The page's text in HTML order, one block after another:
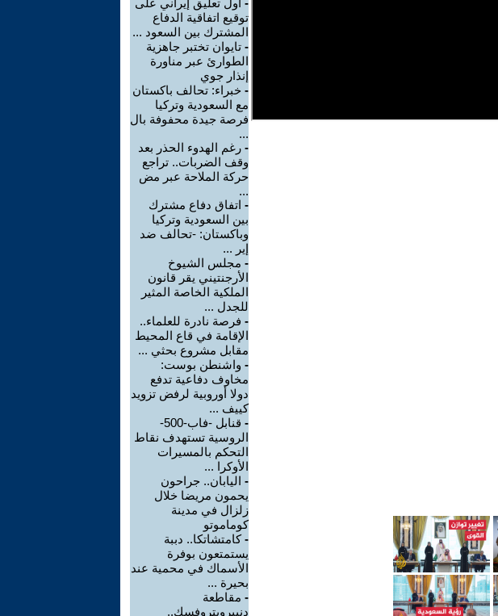
- أول تعليق إيراني على
توقيع اتفاقية الدفاع
المشترك بين السعود ...
- تايوان تختبر جاهزية
الطوارئ عبر مناورة
إنذار جوي
- خبراء: تحالف باكستان
مع السعودية وتركيا
فرصة جيدة محفوفة بال
...
- رغم الهدوء الحذر بعد
وقف الضربات.. تراجع
حركة الملاحة عبر مض
...
- اتفاق دفاع مشترك
بين السعودية وتركيا
وباكستان: -تحالف ضد
إير ...
- مجلس الشيوخ
الأرجنتيني يقر قانون
الملكية الخاصة المثير
للجدل ...
- فرصة نادرة للعلماء..
الإقامة في قاع المحيط
مقابل مشروع بحثي ...
- واشنطن بوست:
مخاوف دفاعية تدفع
دولا أوروبية لرفض تزويد
كييف ...
-
قنابل -فاب-500-
الروسية تستهدف نقاط
التحكم بالمسيرات
الأوكرا ...
- اليابان.. جراحون
يحمون مريضا خلال
زلزال في مدينة
كوماموتو
-كامتشاتكا.. دببة
يستمتعون بوفرة
الأسماك في محمية عند
بحيرة ...
- مقاطعة
دنيبروبتروفسك..